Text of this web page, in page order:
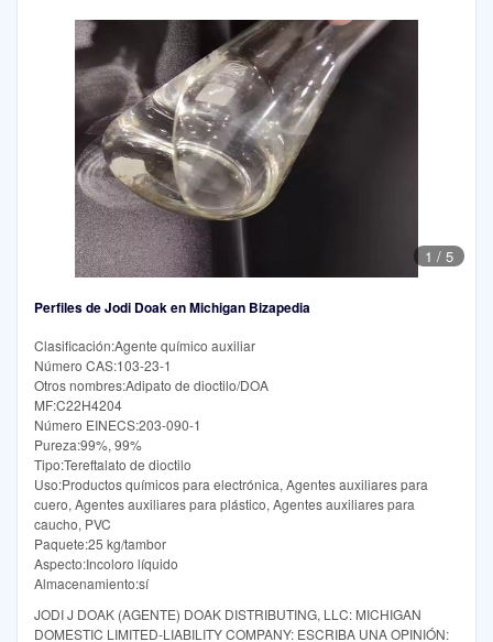
1 / 5
Perfiles de Jodi Doak en Michigan Bizapedia
Clasificación:Agente químico auxiliar
Número CAS:103-23-1
Otros nombres:Adipato de dioctilo/DOA
MF:C22H4204
Número EINECS:203-090-1
Pureza:99%, 99%
Tipo:Tereftalato de dioctilo
Uso:Productos químicos para electrónica, Agentes auxiliares para
cuero, Agentes auxiliares para plástico, Agentes auxiliares para
caucho, PVC
Paquete:25 kg/tambor
Aspecto:Incoloro líquido
Almacenamiento:sí
JODI J DOAK (AGENTE) DOAK DISTRIBUTING, LLC: MICHIGAN
DOMESTIC LIMITED-LIABILITY COMPANY: ESCRIBA UNA OPINIÓN: